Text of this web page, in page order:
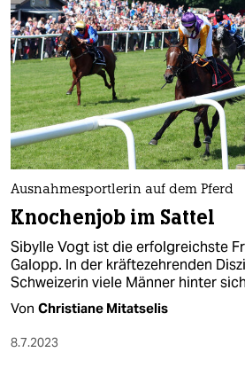
Ausnahmesportlerin auf dem Pferd
Knochenjob im Sattel
Sibylle Vogt ist die erfolgreichste
Galopp. In der kräftezehrenden
Schweizerin viele Männer hinter
Von Christiane Mitatselis
8.7.2023